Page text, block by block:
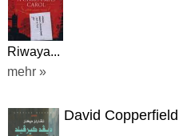
Riwaya...
mehr »
David